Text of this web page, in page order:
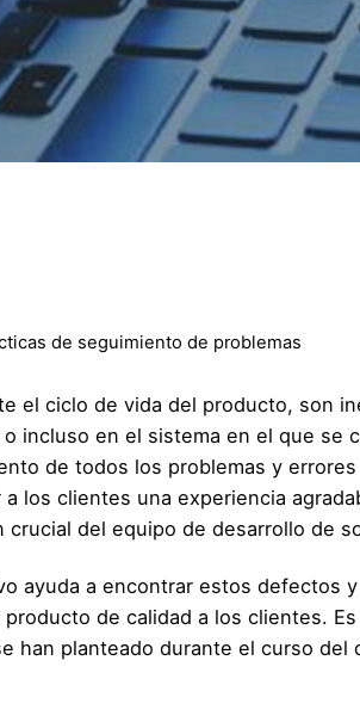
de seguimiento de problemas
el ciclo de vida del producto, son
incluso en el sistema en el que se
de todos los problemas y
los clientes una experiencia
del equipo de desarrollo de
ayuda a encontrar estos defectos
de calidad a los clientes.
han planteado durante el curso del